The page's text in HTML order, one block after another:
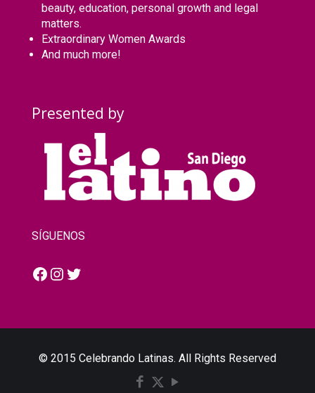
beauty, education, personal growth and legal
matters.
Extraordinary Women Awards
And much more!
Presented by
SÍGUENOS
Facebook
Instagram
Twitter
© 2015 Celebrando Latinas. All Rights Reserved